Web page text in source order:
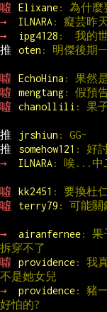
噓
Elixane: 為什麼
→
ILNARA: 癡芸昨
→
ipg4128 :  我的
推
oten : 明傑後期
噓 EchoHina : 果然
噓
mengtang: 假預
噓
chanollili : 果
推 jrshiun : GG~
推
somehow121 : 好
→
ILNARA: 唉...中
噓 kk2451 : 要換杜
噓
terry79 : 可能關
→ airanfernee: 果
拆穿不了
噓
providence: 我真
不是她女兒
→
providence: 豬
好怕的?